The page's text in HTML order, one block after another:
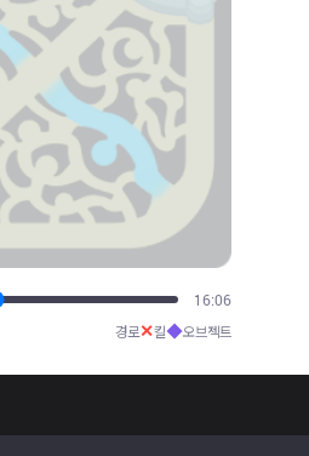
17:42
경로✕킬◆오브젝트